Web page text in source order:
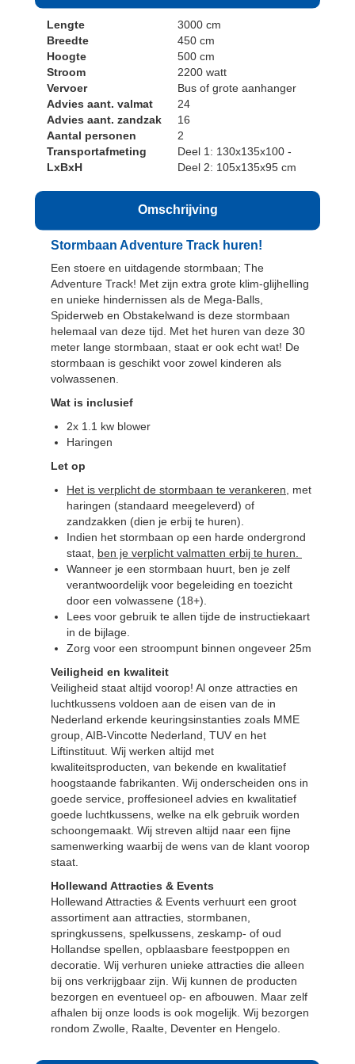
Lengte
3000 cm
Breedte
450 cm
Hoogte
500 cm
Stroom
2200 watt
Vervoer
Bus of grote aanhanger
Advies aant. valmat
24
Advies aant. zandzak
16
Aantal personen
2
Transportafmeting
LxBxH
Deel 1: 130x135x100 -
Deel 2: 105x135x95 cm
Omschrijving
Stormbaan Adventure Track huren!
Een stoere en uitdagende stormbaan; The
Adventure Track! Met zijn extra grote klim-glijhelling
en unieke hindernissen als de Mega-Balls,
Spiderweb en Obstakelwand is deze stormbaan
helemaal van deze tijd. Met het huren van deze 30
meter lange stormbaan, staat er ook echt wat! De
stormbaan is geschikt voor zowel kinderen als
volwassenen.
Wat is inclusief
2x 1.1 kw blower
Haringen
Let op
Het is verplicht de stormbaan te verankeren , met
haringen (standaard meegeleverd) of
zandzakken (dien je erbij te huren).
Indien het stormbaan op een harde ondergrond
staat, ben je verplicht valmatten erbij te huren.
Wanneer je een stormbaan huurt, ben je zelf
verantwoordelijk voor begeleiding en toezicht
door een volwassene (18+).
Lees voor gebruik te allen tijde de instructiekaart
in de bijlage.
Zorg voor een stroompunt binnen ongeveer 25m
Veiligheid en kwaliteit
Veiligheid staat altijd voorop! Al onze attracties en
luchtkussens voldoen aan de eisen van de in
Nederland erkende keuringsinstanties zoals MME
group, AIB-Vincotte Nederland, TUV en het
Liftinstituut. Wij werken altijd met
kwaliteitsproducten, van bekende en kwalitatief
hoogstaande fabrikanten. Wij onderscheiden ons in
goede service, proffesioneel advies en kwalitatief
goede luchtkussens, welke na elk gebruik worden
schoongemaakt. Wij streven altijd naar een fijne
samenwerking waarbij de wens van de klant voorop
staat.
Hollewand Attracties & Events
Hollewand Attracties & Events verhuurt een groot
assortiment aan attracties, stormbanen,
springkussens, spelkussens, zeskamp- of oud
Hollandse spellen, opblaasbare feestpoppen en
decoratie. Wij verhuren unieke attracties die alleen
bij ons verkrijgbaar zijn. Wij kunnen de producten
bezorgen en eventueel op- en afbouwen. Maar zelf
afhalen bij onze loods is ook mogelijk. Wij bezorgen
rondom Zwolle, Raalte, Deventer en Hengelo.